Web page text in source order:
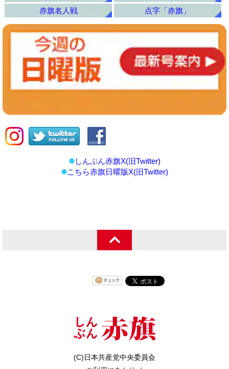
赤旗名人戦
点字「赤旗」
しんぶん赤旗X(旧Twitter)
こちら赤旗日曜版X(旧Twitter)
(C)日本共産党中央委員会